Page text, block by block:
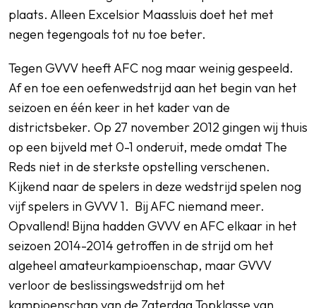
plaats. Alleen Excelsior Maassluis doet het met
negen tegengoals tot nu toe beter.
Tegen GVVV heeft AFC nog maar weinig gespeeld.
Af en toe een oefenwedstrijd aan het begin van het
seizoen en één keer in het kader van de
districtsbeker. Op 27 november 2012 gingen wij thuis
op een bijveld met 0-1 onderuit, mede omdat The
Reds niet in de sterkste opstelling verschenen.
Kijkend naar de spelers in deze wedstrijd spelen nog
vijf spelers in GVVV 1. Bij AFC niemand meer.
Opvallend! Bijna hadden GVVV en AFC elkaar in het
seizoen 2014-2014 getroffen in de strijd om het
algeheel amateurkampioenschap, maar GVVV
verloor de beslissingswedstrijd om het